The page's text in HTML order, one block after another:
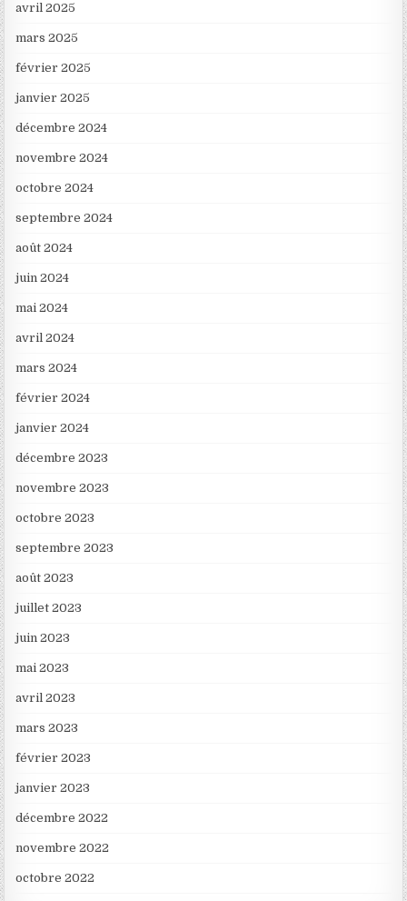
avril 2025
mars 2025
février 2025
janvier 2025
décembre 2024
novembre 2024
octobre 2024
septembre 2024
août 2024
juin 2024
mai 2024
avril 2024
mars 2024
février 2024
janvier 2024
décembre 2023
novembre 2023
octobre 2023
septembre 2023
août 2023
juillet 2023
juin 2023
mai 2023
avril 2023
mars 2023
février 2023
janvier 2023
décembre 2022
novembre 2022
octobre 2022